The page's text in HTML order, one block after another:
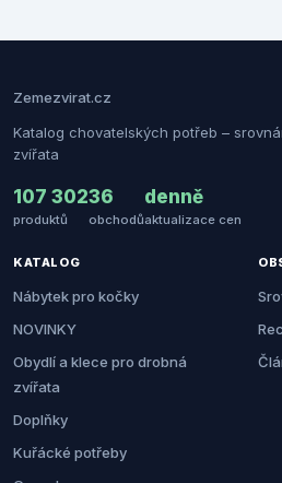
Zemezvirat.cz
Katalog chovatelských potřeb –
zvířata
107 302
produktů
36
obchodů
denně
aktualizace cen
KATALOG
Nábytek pro kočky
NOVINKY
Obydlí a klece pro drobná
zvířata
Doplňky
Kuřácké potřeby